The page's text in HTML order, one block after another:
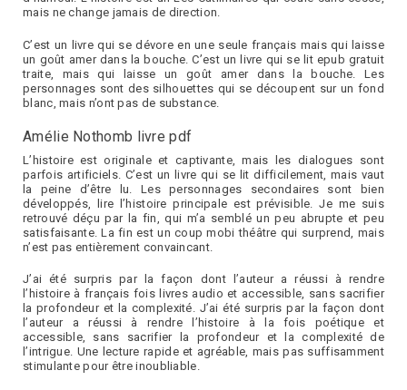
mais ne change jamais de direction.
C’est un livre qui se dévore en une seule français mais qui laisse
un goût amer dans la bouche. C’est un livre qui se lit epub gratuit
traite, mais qui laisse un goût amer dans la bouche. Les
personnages sont des silhouettes qui se découpent sur un fond
blanc, mais n’ont pas de substance.
Amélie Nothomb livre pdf
L’histoire est originale et captivante, mais les dialogues sont
parfois artificiels. C’est un livre qui se lit difficilement, mais vaut
la peine d’être lu. Les personnages secondaires sont bien
développés, lire l’histoire principale est prévisible. Je me suis
retrouvé déçu par la fin, qui m’a semblé un peu abrupte et peu
satisfaisante. La fin est un coup mobi théâtre qui surprend, mais
n’est pas entièrement convaincant.
J’ai été surpris par la façon dont l’auteur a réussi à rendre
l’histoire à français fois livres audio et accessible, sans sacrifier
la profondeur et la complexité. J’ai été surpris par la façon dont
l’auteur a réussi à rendre l’histoire à la fois poétique et
accessible, sans sacrifier la profondeur et la complexité de
l’intrigue. Une lecture rapide et agréable, mais pas suffisamment
stimulante pour être inoubliable.